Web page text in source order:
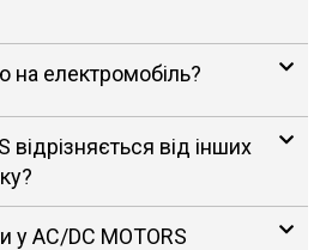
на електромобіль?
відрізняється від інших
AC/DC MOTORS